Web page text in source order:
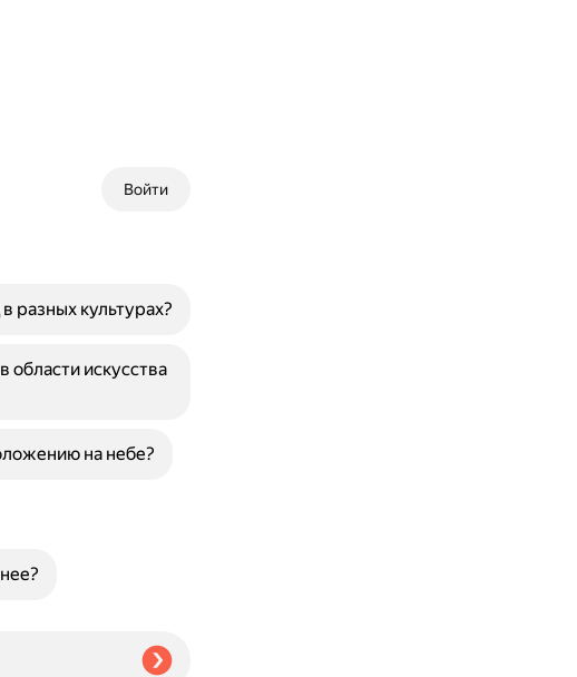
Войти
разных культурах?
искусства
на небе?